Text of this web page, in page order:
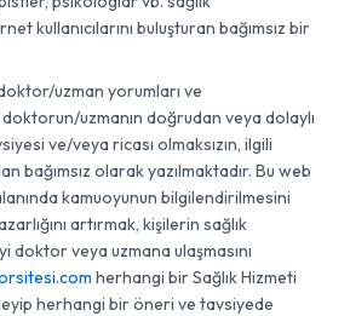
kullanıcılarını buluşturan bağımsız bir
uzman yorumları ve
uzmanın doğrudan veya dolaylı
ve/veya ricası olmaksızın, ilgili
bağımsız olarak yazılmaktadır. Bu web
kamuoyunun bilgilendirilmesini
artırmak, kişilerin sağlık
doktor veya uzmana ulaşmasını
herhangi bir Sağlık Hizmeti
herhangi bir öneri ve tavsiyede